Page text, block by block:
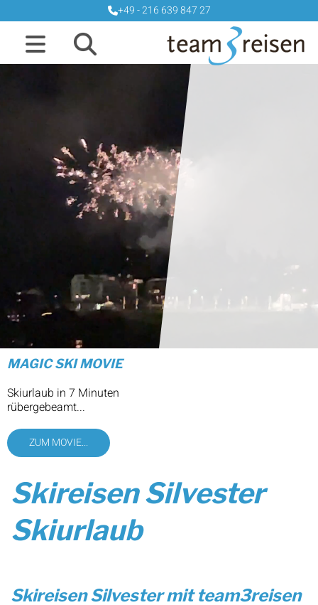
+49 - 216 639 847 27
Bootstrips Mallorca
ab Colonia de Sant Pere
mit der team3reisen Motoryacht
ZUM MOVIE...
Skireisen Silvester
Skiurlaub
Skireisen Silvester mit team3reisen